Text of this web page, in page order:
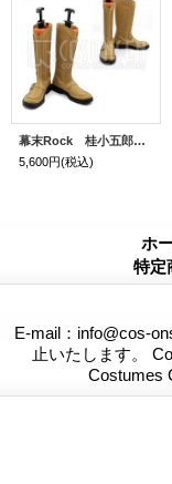
幕末Rock 桂小五郎 コスプレ靴
5,600円(税込)
ホ
特定
E-mail：info@cos-
止いたします。
Costumes